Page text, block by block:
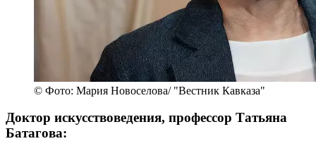
© Фото: Мария Новоселова/ "Вестник Кавказа"
Доктор искусствоведения, профессор Татьяна
Батагова: